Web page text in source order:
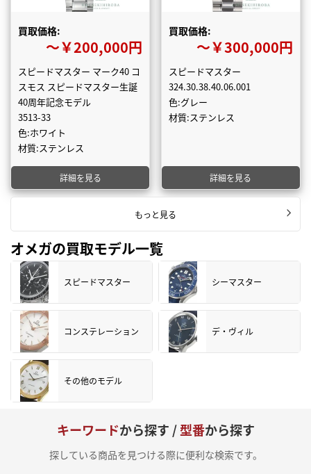
買取価格:
〜￥200,000円
スピードマスター マーク40 コ
スモス スピードマスター生誕
40周年記念モデル
3513-33
色:ホワイト
材質:ステンレス
詳細を見る
買取価格:
〜￥300,000円
スピードマスター
324.30.38.40.06.001
色:グレー
材質:ステンレス
詳細を見る
もっと見る
オメガの買取モデル一覧
スピードマスター シーマスター
コンステレーション デ・ヴィル
その他のモデル
キーワードから探す /型番から探す
探している商品を見つける際に便利な検索です。